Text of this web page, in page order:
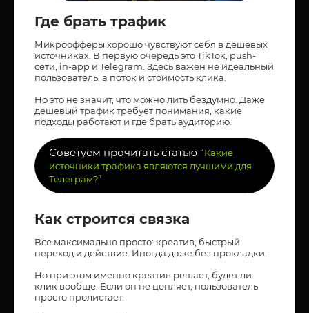
Где брать трафик
Микроофферы хорошо чувствуют себя в дешевых
источниках. В первую очередь это TikTok, push-
сети, in-app и Telegram. Здесь важен не идеальный
пользователь, а поток и стоимость клика.
Но это не значит, что можно лить бездумно. Даже
дешевый трафик требует понимания, какие
подходы работают и где брать аудиторию.
Советуем прочитать статью “Какие
источники трафика являются лучшими для
Телеграм?”
Как строится связка
Все максимально просто: креатив, быстрый
переход и действие. Иногда даже без прокладки.
Но при этом именно креатив решает, будет ли
клик вообще. Если он не цепляет, пользователь
просто пролистает.